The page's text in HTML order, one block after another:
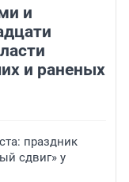
и
и раненых
праздник
сдвиг» у